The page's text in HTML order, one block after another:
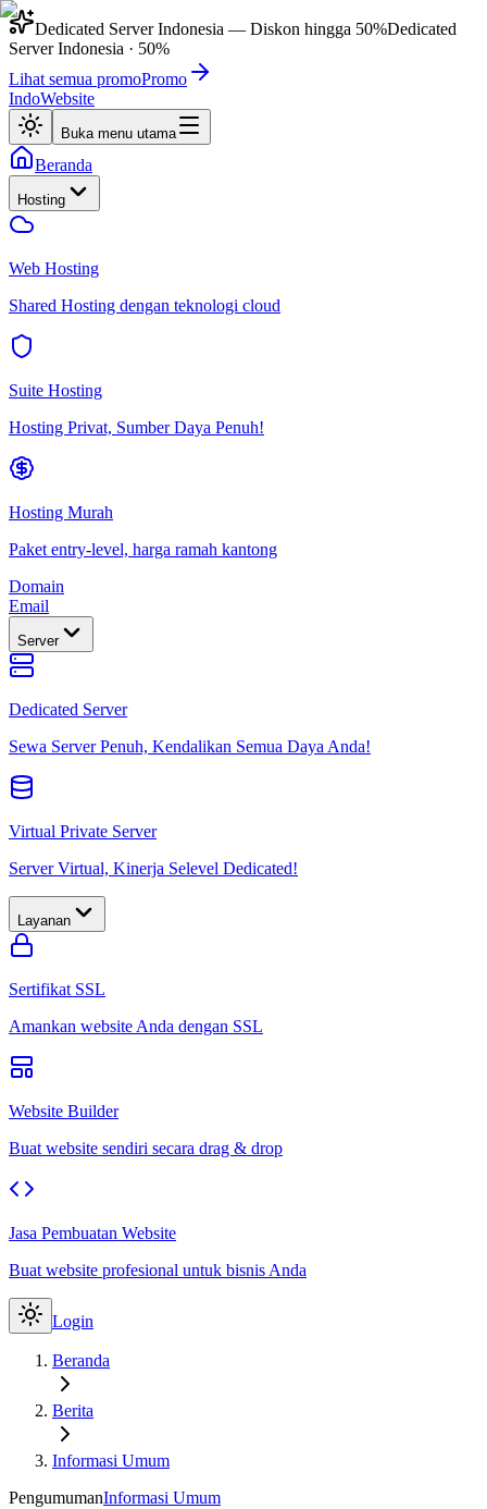
Dedicated Server Indonesia — Diskon hingga 50%Dedicated
Server Indonesia · 50%
Lihat semua promoPromo
IndoWebsite
Buka menu utama
Beranda
Hosting
Web Hosting
Shared Hosting dengan teknologi cloud
Suite Hosting
Hosting Privat, Sumber Daya Penuh!
Hosting Murah
Paket entry-level, harga ramah kantong
Domain
Email
Server
Dedicated Server
Sewa Server Penuh, Kendalikan Semua Daya Anda!
Virtual Private Server
Server Virtual, Kinerja Selevel Dedicated!
Layanan
Sertifikat SSL
Amankan website Anda dengan SSL
Website Builder
Buat website sendiri secara drag & drop
Jasa Pembuatan Website
Buat website profesional untuk bisnis Anda
Login
Beranda
Berita
Informasi Umum
PengumumanInformasi Umum